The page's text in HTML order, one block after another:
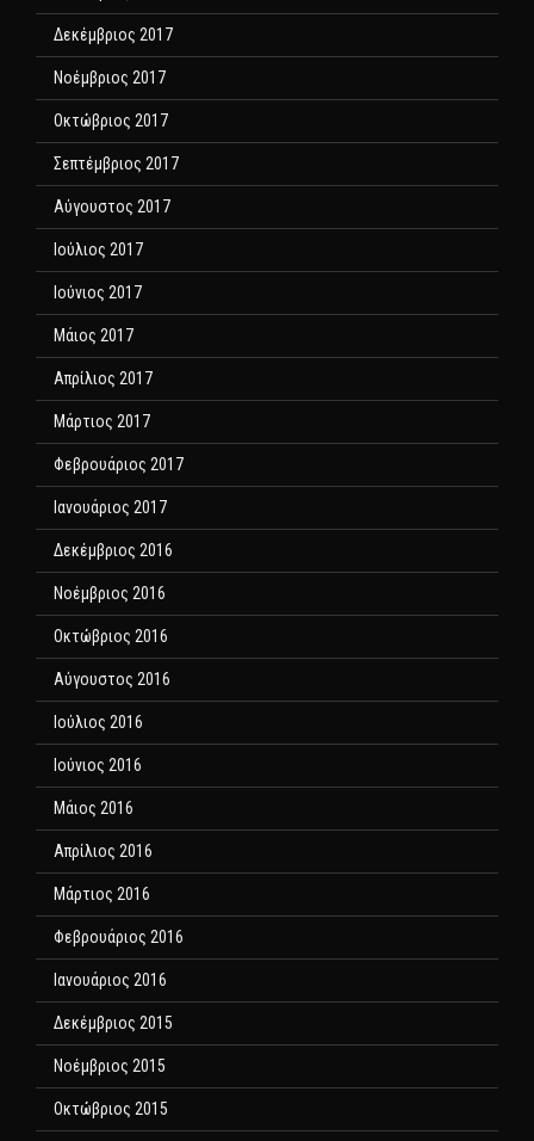
Δεκέμβριος 2017
Νοέμβριος 2017
Οκτώβριος 2017
Σεπτέμβριος 2017
Αύγουστος 2017
Ιούλιος 2017
Ιούνιος 2017
Μάιος 2017
Απρίλιος 2017
Μάρτιος 2017
Φεβρουάριος 2017
Ιανουάριος 2017
Δεκέμβριος 2016
Νοέμβριος 2016
Οκτώβριος 2016
Αύγουστος 2016
Ιούλιος 2016
Ιούνιος 2016
Μάιος 2016
Απρίλιος 2016
Μάρτιος 2016
Φεβρουάριος 2016
Ιανουάριος 2016
Δεκέμβριος 2015
Νοέμβριος 2015
Οκτώβριος 2015